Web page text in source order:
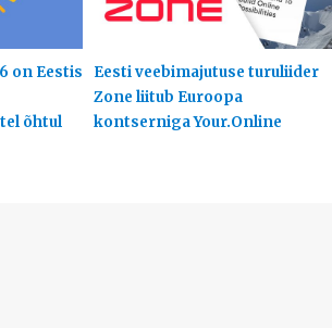
on Eestis
õhtul
Eesti veebimajutuse turuliider
Zone liitub Euroopa
kontserniga Your.Online